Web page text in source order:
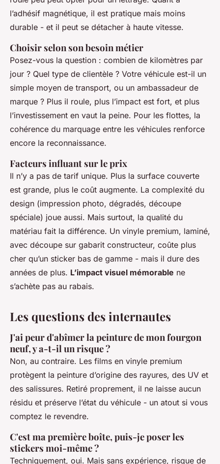
l’adhésif magnétique, il est pratique mais moins
durable - et il peut se détacher à haute vitesse.
Choisir selon son besoin métier
Posez-vous la question : combien de kilomètres par
jour ? Quel type de clientèle ? Votre véhicule est-il un
simple moyen de transport, ou un ambassadeur de
marque ? Plus il roule, plus l’impact est fort, et plus
l’investissement en vaut la peine. Pour les flottes, la
cohérence du marquage entre les véhicules renforce
encore la reconnaissance.
Facteurs influant sur le prix
Il n’y a pas de tarif unique. Plus la surface couverte
est grande, plus le coût augmente. La complexité du
design (impression photo, dégradés, découpe
spéciale) joue aussi. Mais surtout, la qualité du
matériau fait la différence. Un vinyle premium, laminé,
avec découpe sur gabarit constructeur, coûte plus
cher qu’un sticker bas de gamme - mais il dure des
années de plus. L’impact visuel mémorable ne
s’achète pas au rabais.
Les questions des internautes
J'ai peur d'abîmer la peinture de mon fourgon
neuf, y a-t-il un risque ?
Non, au contraire. Les films en vinyle premium
protègent la peinture d’origine des rayures, des UV et
des salissures. Retiré proprement, il ne laisse aucun
résidu et préserve l’état du véhicule - un atout si vous
comptez le revendre.
C'est ma première boîte, puis-je poser les
stickers moi-même ?
Techniquement, oui. Mais sans expérience, risque de